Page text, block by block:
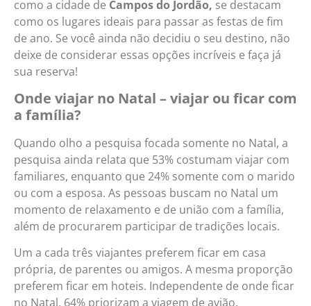
como a cidade de Campos do Jordão, se destacam
como os lugares ideais para passar as festas de fim
de ano. Se você ainda não decidiu o seu destino, não
deixe de considerar essas opções incríveis e faça já
sua reserva!
Onde viajar no Natal – viajar ou ficar com
a família?
Quando olho a pesquisa focada somente no Natal, a
pesquisa ainda relata que 53% costumam viajar com
familiares, enquanto que 24% somente com o marido
ou com a esposa. As pessoas buscam no Natal um
momento de relaxamento e de união com a família,
além de procurarem participar de tradições locais.
Um a cada três viajantes preferem ficar em casa
própria, de parentes ou amigos. A mesma proporção
preferem ficar em hoteis. Independente de onde ficar
no Natal, 64% priorizam a viagem de avião.